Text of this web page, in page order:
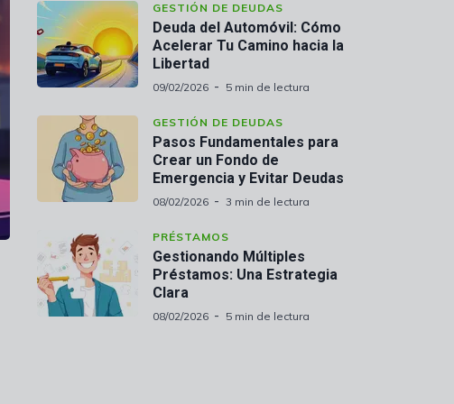
GESTIÓN DE DEUDAS
Deuda del Automóvil: Cómo
Acelerar Tu Camino hacia la
Libertad
09/02/2026 5 min de lectura
GESTIÓN DE DEUDAS
Pasos Fundamentales para
Crear un Fondo de
Emergencia y Evitar Deudas
08/02/2026 3 min de lectura
PRÉSTAMOS
Gestionando Múltiples
Préstamos: Una Estrategia
Clara
08/02/2026 5 min de lectura